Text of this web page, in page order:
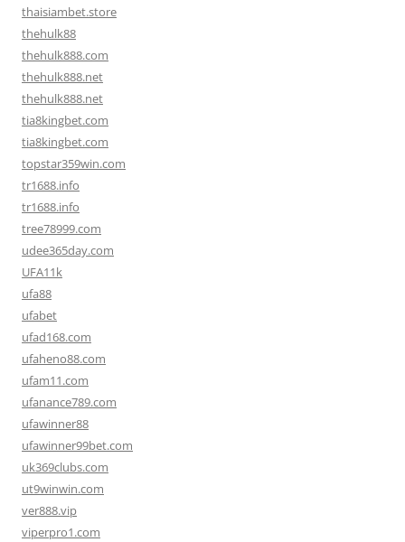
thaisiambet.store
thehulk88
thehulk888.com
thehulk888.net
thehulk888.net
tia8kingbet.com
tia8kingbet.com
topstar359win.com
tr1688.info
tr1688.info
tree78999.com
udee365day.com
UFA11k
ufa88
ufabet
ufad168.com
ufaheno88.com
ufam11.com
ufanance789.com
ufawinner88
ufawinner99bet.com
uk369clubs.com
ut9winwin.com
ver888.vip
viperpro1.com